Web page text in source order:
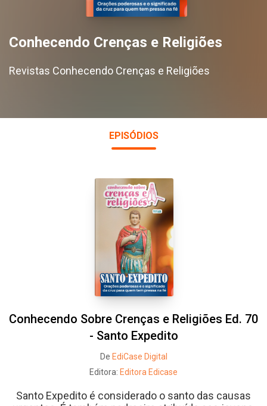
Conhecendo Crenças e Religiões
Revistas Conhecendo Crenças e Religiões
EPISÓDIOS
Conhecendo Sobre Crenças e Religiões Ed. 70
- Santo Expedito
De EdiCase Digital
Editora: Editora Edicase
Santo Expedito é considerado o santo das causas